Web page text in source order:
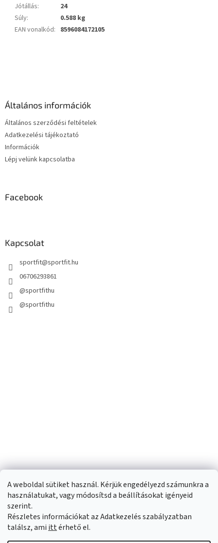
A weboldal sütiket használ. Kérjük engedélyezd számunkra a
használatukat, vagy módosítsd a beállításokat igényeid
szerint.
Részletes információkat az Adatkezelés szabályzatban
találsz, ami ittérhető el.
Jótállás:
24
Súly:
0.588 kg
EAN vonalkód: 8596084172105
Általános információk
Általános szerződési feltételek
Adatkezelési tájékoztató
Információk
Lépj velünk kapcsolatba
Facebook
Kapcsolat
sportfit@sportfit.hu
06706293861
@sportfithu
@sportfithu
Shoptet készítette